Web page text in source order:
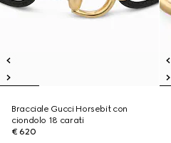
Bracciale Gucci Horsebit con
ciondolo 18 carati
€ 620